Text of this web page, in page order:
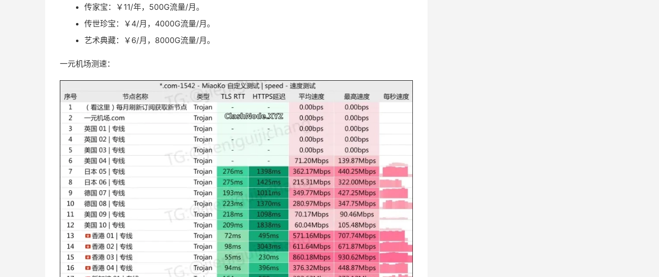
传家宝：￥11/年，500G流量/月。
传世珍宝：￥4/月，4000G流量/月。
艺术典藏：￥6/月，8000G流量/月。
一元机场测速：